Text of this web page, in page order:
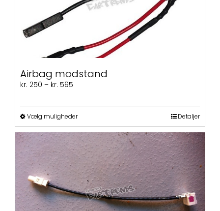
Airbag modstand
kr. 250 – kr. 595
kr. 595
Vælg mulighederDette
vare
har
flere
varianter.
Mulighederne
kan
vælges
på
varesiden
Detaljer